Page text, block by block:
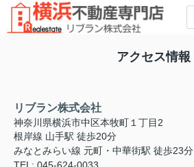
アクセス情報
リブラン株式会社
神奈川県横浜市中区本牧町１丁目2
根岸線 山手駅 徒歩20分
みなとみらい線 元町・中華街駅 徒歩23分